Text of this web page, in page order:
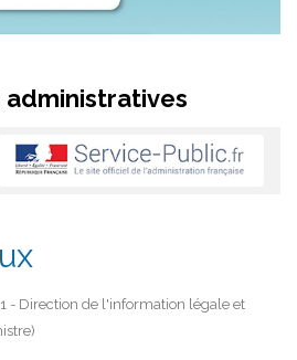
administratives
- Direction de l'information légale et